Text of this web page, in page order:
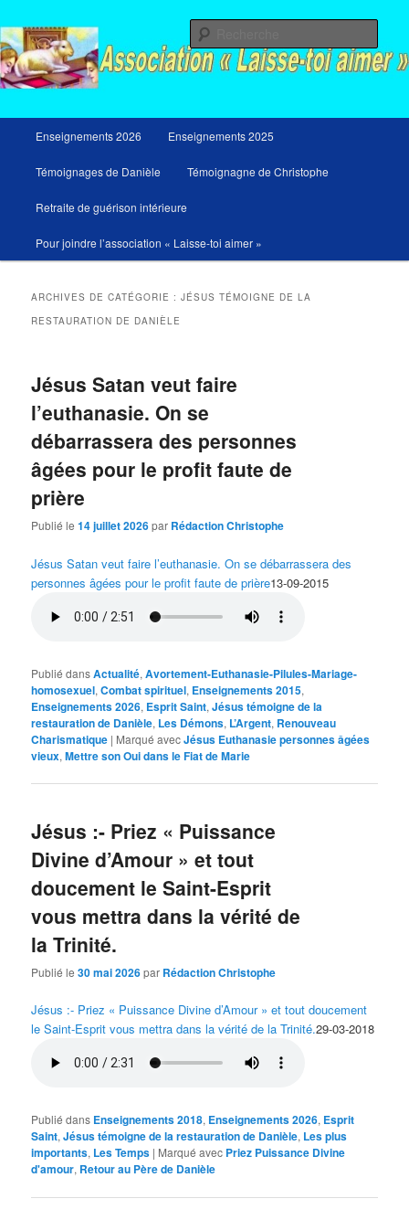
au
contenu
principal
au
contenu
secondaire
principal
Enseignements 2026 Enseignements 2025
Témoignages de Danièle Témoignagne de Christophe
Retraite de guérison intérieure
Pour joindre l’association « Laisse-toi aimer »
ARCHIVES DE CATÉGORIE :JÉSUS TÉMOIGNE DE LA
RESTAURATION DE DANIÈLE
Jésus Satan veut faire
l’euthanasie. On se
débarrassera des personnes
âgées pour le profit faute de
prière
Publié le14 juillet 2026par Rédaction Christophe
Jésus Satan veut faire l’euthanasie. On se débarrassera des
personnes âgées pour le profit faute de prière13-09-2015
Publié dansActualité,Avortement-Euthanasie-Pilules-Mariage-
homosexuel,Combat spirituel, Enseignements 2015,
Enseignements 2026, Esprit Saint,Jésus témoigne de la
restauration de Danièle, Les Démons, L’Argent, Renouveau
Charismatique | Marqué avecJésus Euthanasie personnes âgées
vieux,Mettre son Oui dans le Fiat de Marie
Jésus :- Priez « Puissance
Divine d’Amour » et tout
doucement le Saint-Esprit
vous mettra dans la vérité de
la Trinité.
Publié le30 mai 2026par Rédaction Christophe
Jésus :- Priez « Puissance Divine d’Amour » et tout doucement
le Saint-Esprit vous mettra dans la vérité de la Trinité.29-03-2018
Publié dans Enseignements 2018, Enseignements 2026, Esprit
Saint,Jésus témoigne de la restauration de Danièle, Les plus
importants, Les Temps | Marqué avec Priez Puissance Divine
d'amour, Retour au Père de Danièle